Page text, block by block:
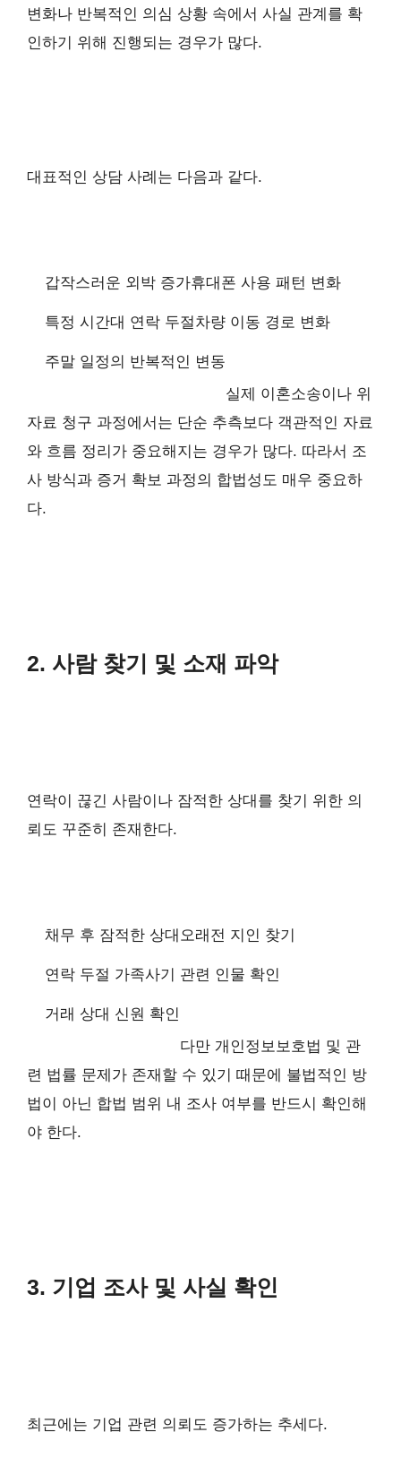
변화나 반복적인 의심 상황 속에서 사실 관계를 확
인하기 위해 진행되는 경우가 많다.
대표적인 상담 사례는 다음과 같다.
갑작스러운 외박 증가휴대폰 사용 패턴 변화
특정 시간대 연락 두절 차량 이동 경로 변화
주말 일정의 반복적인 변동
실제 이혼소송이나 위
자료 청구 과정에서는 단순 추측보다 객관적인 자료
와 흐름 정리가 중요해지는 경우가 많다. 따라서 조
사 방식과 증거 확보 과정의 합법성도 매우 중요하
다.
2. 사람 찾기 및 소재 파악
연락이 끊긴 사람이나 잠적한 상대를 찾기 위한 의
뢰도 꾸준히 존재한다.
채무 후 잠적한 상대 오래전 지인 찾기
연락 두절 가족사기 관련 인물 확인
거래 상대 신원 확인
다만 개인정보보호법 및 관
련 법률 문제가 존재할 수 있기 때문에 불법적인 방
법이 아닌 합법 범위 내 조사 여부를 반드시 확인해
야 한다.
3. 기업 조사 및 사실 확인
최근에는 기업 관련 의뢰도 증가하는 추세다.